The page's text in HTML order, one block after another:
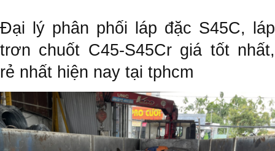
Đại lý phân phối láp đặc S45C, láp
trơn chuốt C45-S45Cr giá tốt nhất,
rẻ nhất hiện nay tại tphcm